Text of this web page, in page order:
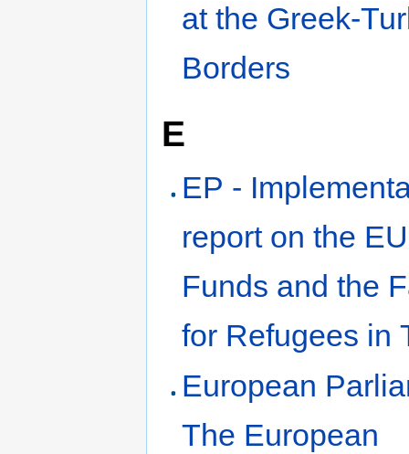
at the Greek-
Borders
E
EP -
report on the
Funds and the
for Refugees in
European
The European